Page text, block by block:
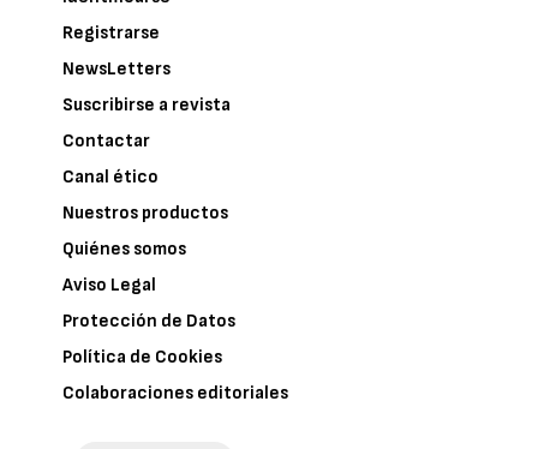
Registrarse
NewsLetters
Suscribirse a revista
Contactar
Canal ético
Nuestros productos
Quiénes somos
Aviso Legal
Protección de Datos
Política de Cookies
Colaboraciones editoriales